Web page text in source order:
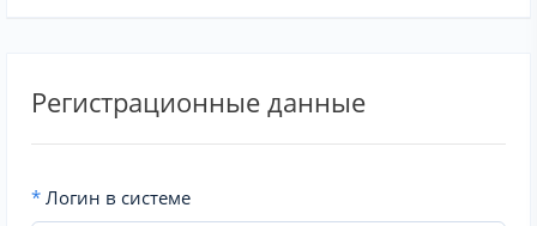
Регистрационные данные
* Логин в системе